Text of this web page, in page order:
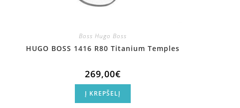
Boss Hugo Boss
HUGO BOSS 1416 R80 Titanium Temples
269,00€
Į KREPŠELĮ